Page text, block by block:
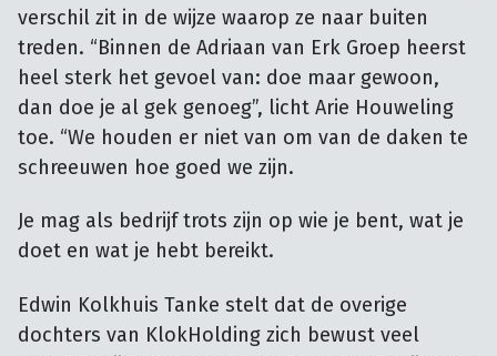
verschil zit in de wijze waarop ze naar buiten
treden. “Binnen de Adriaan van Erk Groep heerst
heel sterk het gevoel van: doe maar gewoon,
dan doe je al gek genoeg”, licht Arie Houweling
toe. “We houden er niet van om van de daken te
schreeuwen hoe goed we zijn.
Je mag als bedrijf trots zijn op wie je bent, wat je
doet en wat je hebt bereikt.
Edwin Kolkhuis Tanke stelt dat de overige
dochters van KlokHolding zich bewust veel